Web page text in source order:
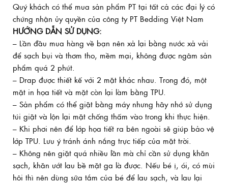
Quý khách có thể mua sản phẩm PT tại tất cả các đại lý có
chứng nhận ủy quyền của công ty PT Bedding Việt Nam
HƯỚNG DẪN SỬ DỤNG:
– Lần đầu mua hàng về bạn nên xả lại bằng nước xả vải
để sạch bụi và thơm tho, mềm mại, không được ngâm sản
phẩm quá 2 phút.
– Drap được thiết kế với 2 mặt khác nhau. Trong đó, một
mặt in họa tiết và mặt còn lại làm bằng TPU.
– Sản phẩm có thể giặt bằng máy nhưng hãy nhớ sử dụng
túi giặt và lộn lại mặt chống thấm vào trong khi thực hiện.
– Khi phơi nên để lớp họa tiết ra bên ngoài sẽ giúp bảo vệ
lớp TPU. Lưu ý tránh ánh nắng trực tiếp của mặt trời.
– Không nên giặt quá nhiều lần mà chỉ cần sử dụng khăn
sạch, khăn ướt lau bề mặt ga là được. Nếu bé ị, ói, có mùi
hôi thì nên dùng sữa tắm của bé để lau sạch, và lau lại